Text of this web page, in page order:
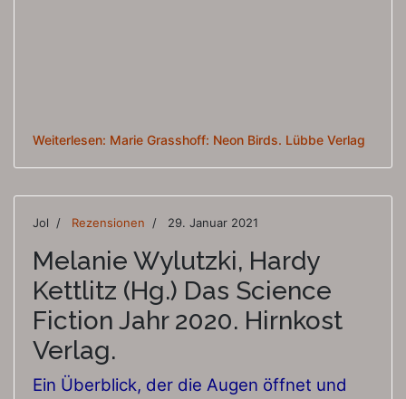
Weiterlesen: Marie Grasshoff: Neon Birds. Lübbe Verlag
Jol Rezensionen 29. Januar 2021
Melanie Wylutzki, Hardy
Kettlitz (Hg.) Das Science
Fiction Jahr 2020. Hirnkost
Verlag.
Ein Überblick, der die Augen öffnet und